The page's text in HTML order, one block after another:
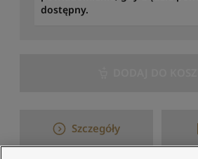
dostępny.
Szczegóły